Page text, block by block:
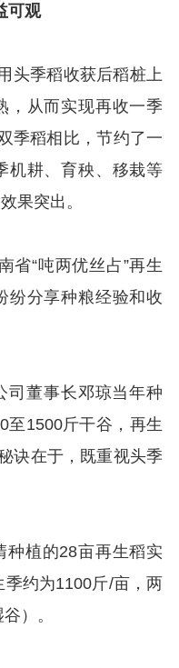
可观
头季稻收获后稻桩上
，从而实现再收一季
季稻相比，节约了一
机耕、育秧、移栽等
果突出。
省“吨两优丝占”再生
纷分享种粮经验和收
司董事长邓琼当年种
至1500斤干谷，再生
诀在于，既重视头季
种植的28亩再生稻实
约为1100斤/亩，两
）。